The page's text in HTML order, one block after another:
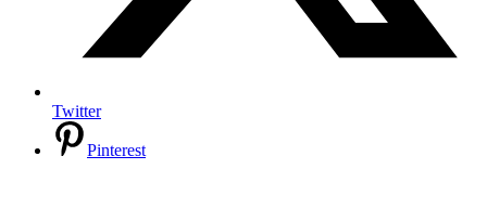
Twitter
Pinterest